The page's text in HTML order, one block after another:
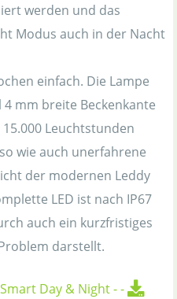
werden und das
Modus auch in der Nacht
einfach. Die Lampe
mm breite Beckenkante
Leuchtstunden
wie auch unerfahrene
der modernen Leddy
LED ist nach IP67
auch ein kurzfristiges
darstellt.
Day & Night--